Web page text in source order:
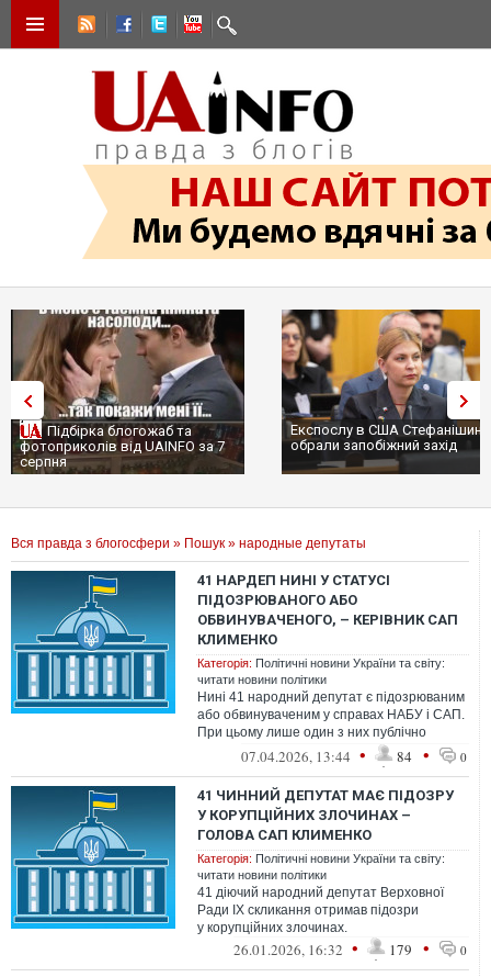
Підбірка блогожаб та
фотоприколів від UAINFO за 7
серпня
Експослу в США
обрали запобіжний захід
Вся правда з блогосфери » Пошук » народные депутаты
41 НАРДЕП НИНІ У СТАТУСІ
ПІДОЗРЮВАНОГО АБО
ОБВИНУВАЧЕНОГО, – КЕРІВНИК САП
КЛИМЕНКО
Категорія: Політичні новини України та світу:
читати новини політики
Нині 41 народний депутат є підозрюваним
або обвинуваченим у справах НАБУ і САП.
При цьому лише один з них публічно
скаржився на те, що це заважає робо...
07.04.2026, 13:44 • 84 • 0
41 ЧИННИЙ ДЕПУТАТ МАЄ ПІДОЗРУ
У КОРУПЦІЙНИХ ЗЛОЧИНАХ –
ГОЛОВА САП КЛИМЕНКО
Категорія: Політичні новини України та світу:
читати новини політики
41 діючий народний депутат Верховної
Ради IX скликання отримав підозри
у корупційних злочинах.
26.01.2026, 16:32 • 179 • 0